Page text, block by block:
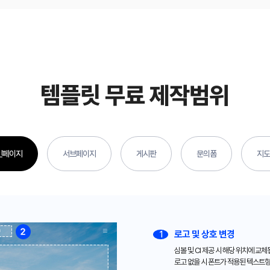
템플릿 무료 제작범위
페이지 서브페이지 게시판 문의폼 지
1 로고 및 상호 변경
심볼 및 CI 제공 시 해당 위치에 교체
로고 없을 시 폰트가 적용된 텍스트